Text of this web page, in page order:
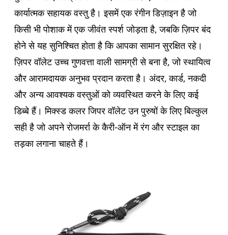
कार्यात्मक सहायक वस्तु है। इसमें एक रंगीन डिज़ाइन है जो
किसी भी पोशाक में एक जीवंत स्पर्श जोड़ता है, जबकि ज़िपर बंद
होने से यह सुनिश्चित होता है कि आपका सामान सुरक्षित रहे।
ज़िपर वॉलेट उच्च गुणवत्ता वाली सामग्री से बना है, जो स्थायित्व
और आरामदायक अनुभव प्रदान करता है। अंदर, कार्ड, नकदी
और अन्य आवश्यक वस्तुओं को व्यवस्थित करने के लिए कई
डिब्बे हैं। मिक्स्ड कलर जिपर वॉलेट उन पुरुषों के लिए बिल्कुल
सही है जो अपने रोजमर्रा के कैरी-ऑन में रंग और स्टाइल का
तड़का लगाना चाहते हैं।